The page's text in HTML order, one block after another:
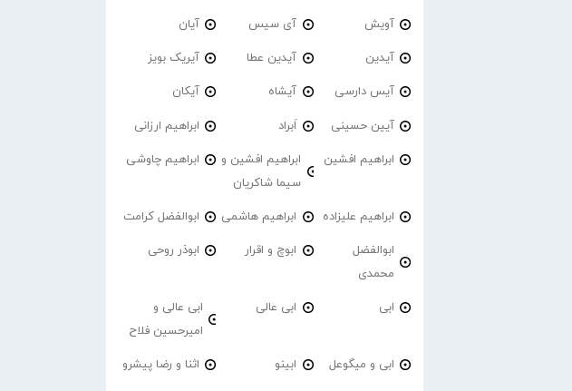
آویش آی سیس آیان
آیدین آیدین عطا آیریک بویز
آیس دارسی آیشاه آیکان
آیین حسینی اَبراد ابراهیم ارزانی
ابراهیم افشین
ابراهیم افشین و
سیما شاکریان
ابراهیم چاوشی
ابراهیم علیزاده ابراهیم هاشمی ابوالفضل کرامت
ابوالفضل
محمدی
ابوچ و اقرار ابوذر روحی
ابی ابی عالی
ابی عالی و
امیرحسین فلاح
ابی و میگوعل ابینو اثنا و رضا پیشرو